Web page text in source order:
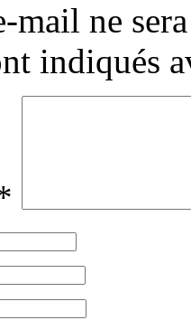
mail ne
indiqués